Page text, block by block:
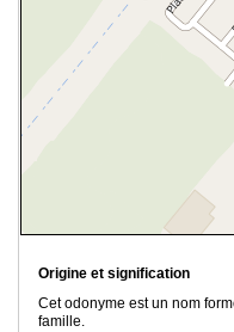
Origine et signification
Cet odonyme est un nom
famille.